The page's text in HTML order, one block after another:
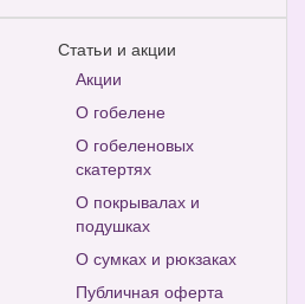
Статьи и акции
Акции
О гобелене
О гобеленовых
скатертях
О покрывалах и
подушках
О сумках и рюкзаках
Публичная оферта